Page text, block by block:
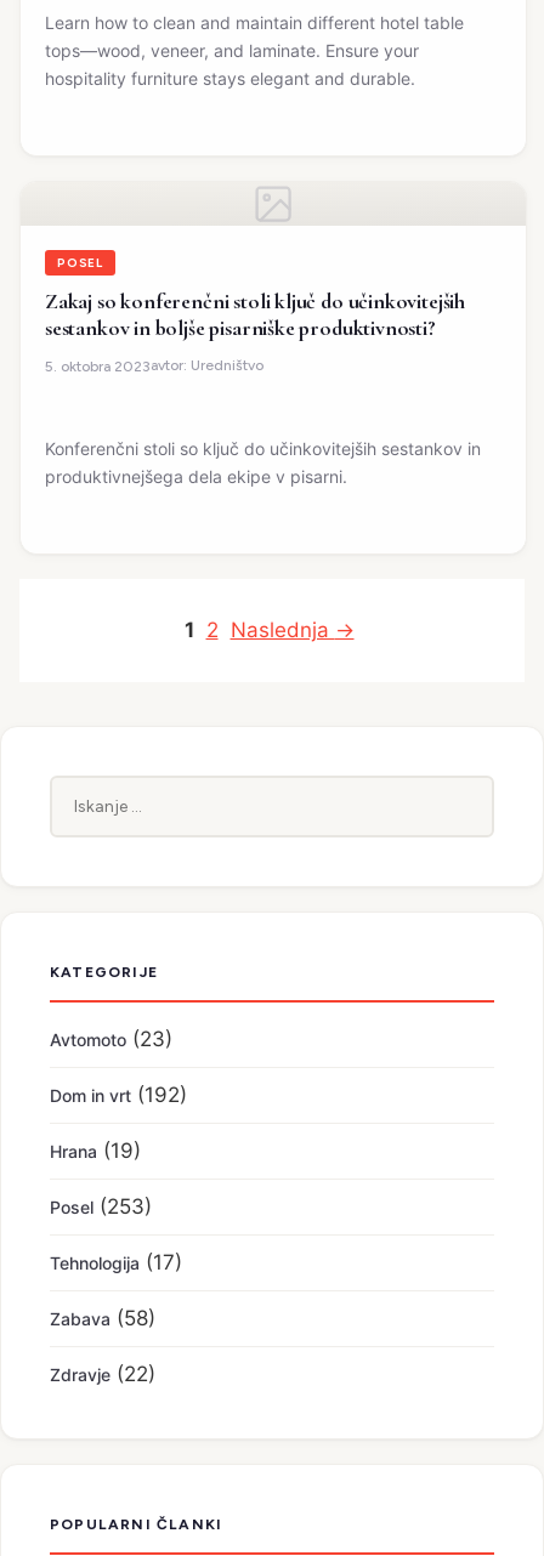
Learn how to clean and maintain different hotel table
tops—wood, veneer, and laminate. Ensure your
hospitality furniture stays elegant and durable.
POSEL
Zakaj so konferenčni stoli ključ do učinkovitejših
sestankov in boljše pisarniške produktivnosti?
5. oktobra 2023avtor: Uredništvo
Konferenčni stoli so ključ do učinkovitejših sestankov in
produktivnejšega dela ekipe v pisarni.
Stran
1 Stran
2 Naslednja →
KATEGORIJE
Avtomoto (23)
Dom in vrt (192)
Hrana (19)
Posel (253)
Tehnologija (17)
Zabava (58)
Zdravje (22)
POPULARNI ČLANKI